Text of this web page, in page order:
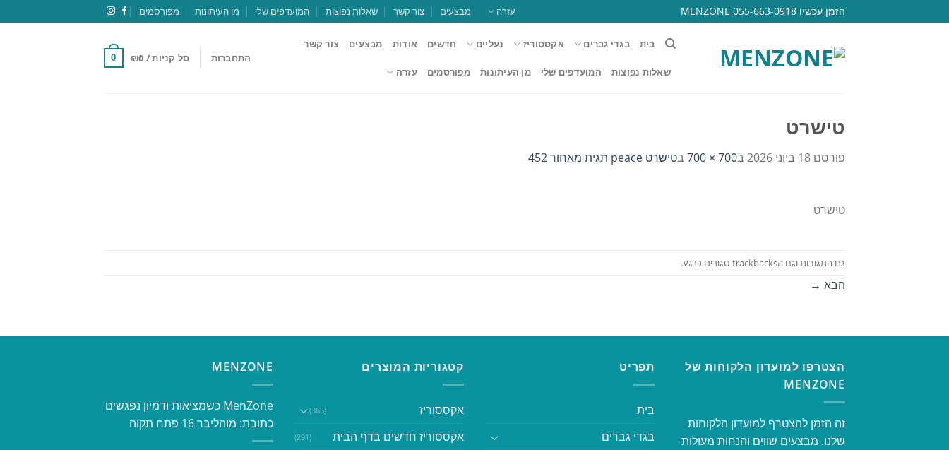
to
הזמן עכשיו 055-663-0918 MENZONE עזרה מבצעים צור קשר שאלות נפוצות המועדפים שלי מן העיתונות מפורסמים
בית בגדי גברים אקססוריז נעליים חדשים אודות מבצעים צור קשר
שאלות נפוצות המועדפים שלי מן העיתונות מפורסמים עזרה
התחברות סל קניות / ₪0
0
טישרט
פורסם 18 ביוני 2026 ב700 × 700 בטישרט peace תגית מאחור 452
טישרט
גם התגובות וגם הtrackbacks סגורים כרגע.
הבא →
הצטרפו למועדון הלקוחות של
MENZONE
זה הזמן להצטרף למועדון הלקוחות
שלנו. מבצעים שווים והנחות מעולות
תפריט
בית
בגדי גברים
קטגוריות המוצרים
אקססוריז (365)
אקססוריז חדשים בדף הבית (291)
MENZONE
​​MenZone כשמציאות ודמיון נפגשים​
כתובת: מוהליבר 16 פתח תקוה